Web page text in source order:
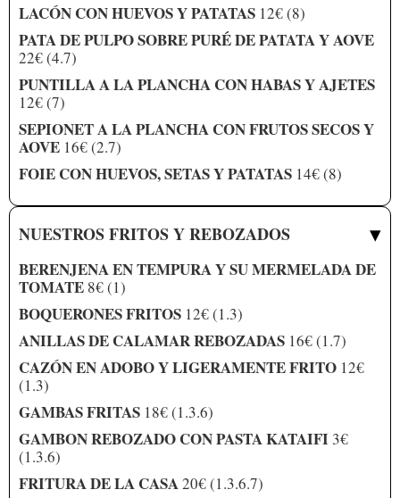
LACÓN CON HUEVOS Y PATATAS 12€ (8)
PATA DE PULPO SOBRE PURÉ DE PATATA Y AOVE
22€ (4.7)
PUNTILLA A LA PLANCHA CON HABAS Y AJETES
12€ (7)
SEPIONET A LA PLANCHA CON FRUTOS SECOS Y
AOVE 16€ (2.7)
FOIE CON HUEVOS, SETAS Y PATATAS 14€ (8)
NUESTROS FRITOS Y REBOZADOS ▾
BERENJENA EN TEMPURA Y SU MERMELADA DE
TOMATE 8€ (1)
BOQUERONES FRITOS 12€ (1.3)
ANILLAS DE CALAMAR REBOZADAS 16€ (1.7)
CAZÓN EN ADOBO Y LIGERAMENTE FRITO 12€
(1.3)
GAMBAS FRITAS 18€ (1.3.6)
GAMBON REBOZADO CON PASTA KATAIFI 3€
(1.3.6)
FRITURA DE LA CASA20€ (1.3.6.7)